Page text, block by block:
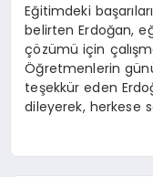
Eğitimdeki
belirten Erdoğan,
çözümü için
Öğretmenlerin
teşekkür eden
dileyerek, herkese